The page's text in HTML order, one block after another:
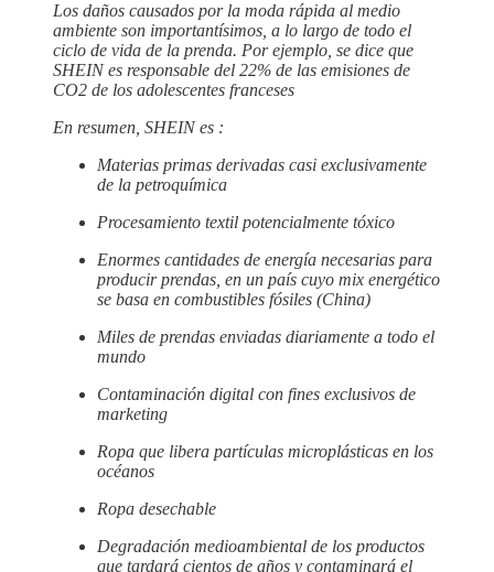
Los daños causados por la moda rápida al medio
ambiente son importantísimos, a lo largo de todo el
ciclo de vida de la prenda. Por ejemplo, se dice que
SHEIN es responsable del 22% de las emisiones de
CO2 de los adolescentes franceses
En resumen, SHEIN es :
Materias primas derivadas casi exclusivamente
de la petroquímica
Procesamiento textil potencialmente tóxico
Enormes cantidades de energía necesarias para
producir prendas, en un país cuyo mix energético
se basa en combustibles fósiles (China)
Miles de prendas enviadas diariamente a todo el
mundo
Contaminación digital con fines exclusivos de
marketing
Ropa que libera partículas microplásticas en los
océanos
Ropa desechable
Degradación medioambiental de los productos
que tardará cientos de años y contaminará el